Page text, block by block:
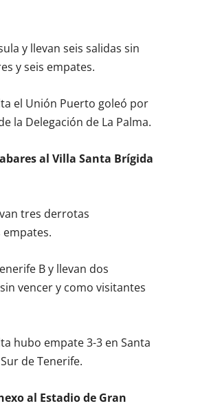
y llevan seis salidas sin
y seis empates.
el Unión Puerto goleó por
la Delegación de La Palma.
al Villa Santa Brígida
tres derrotas
B y llevan dos
vencer y como visitantes
hubo empate 3-3 en Santa
de Tenerife.
al Estadio de Gran